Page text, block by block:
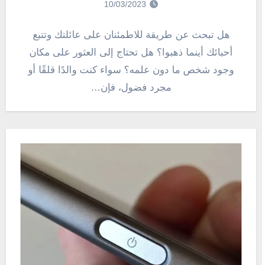
10/03/2023
هل تبحث عن طريقة للاطمئنان على عائلتك وتتبع
أحبائك أينما ذهبوا؟ هل تحتاج إلى العثور على مكان
وجود شخص ما دون علمه؟ سواء كنت والدًا قلقًا أو
مجرد فضول، فإن…